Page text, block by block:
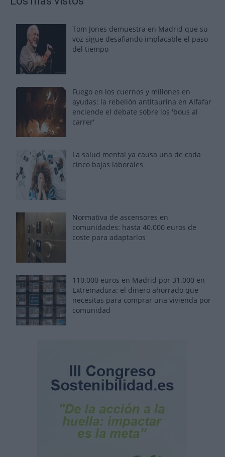
Tom Jones demuestra en Madrid que su
voz sigue desafiando implacable el paso
del tiempo
Fuego en los cuernos y millones en
ayudas: la rebelión antitaurina en Alfafar
enciende el debate sobre los 'bous al
carrer'
La salud mental ya causa una de cada
cinco bajas laborales
Normativa de ascensores en
comunidades: hasta 40.000 euros de
coste para adaptarlos
110.000 euros en Madrid por 31.000 en
Extremadura: el dinero ahorrado que
necesitas para comprar una vivienda por
comunidad